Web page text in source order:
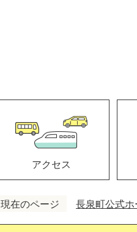
アクセス
現在のページ 長泉町公式